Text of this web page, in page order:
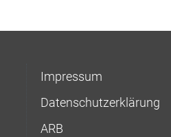
Impressum
Datenschutzerklärung
ARB